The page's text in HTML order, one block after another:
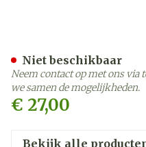
€ 27,00
Niet beschikbaar
Neem contact op met ons via
we samen de mogelijkheden.
Bekijk alle